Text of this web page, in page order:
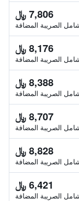
7,806 ﷼
الصريبة المضافة
8,176 ﷼
الصريبة المضافة
8,388 ﷼
الصريبة المضافة
8,707 ﷼
الصريبة المضافة
8,828 ﷼
الصريبة المضافة
6,421 ﷼
الصريبة المضافة